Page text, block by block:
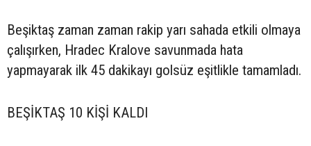
Beşiktaş zaman zaman rakip yarı sahada etkili olmaya
çalışırken, Hradec Kralove savunmada hata
yapmayarak ilk 45 dakikayı golsüz eşitlikle tamamladı.
BEŞİKTAŞ 10 KİŞİ KALDI